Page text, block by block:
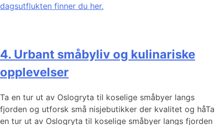
dagsutflukten finner du her.
4. Urbant småbyliv og kulinariske
opplevelser
Ta en tur ut av Oslogryta til koselige småbyer langs
fjorden og utforsk små nisjebutikker der kvalitet og håTa
en tur ut av Oslogryta til koselige småbyer langs fjorden